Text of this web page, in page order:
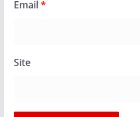
Email*
Site